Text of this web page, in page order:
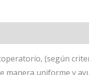
(según
manera uniforme y